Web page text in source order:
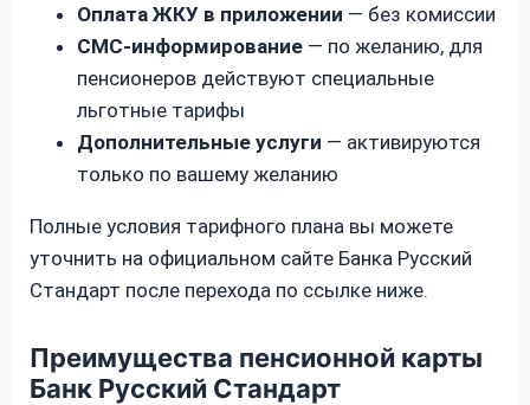
Оплата ЖКУ в приложении — без комиссии
СМС-информирование — по желанию, для
пенсионеров действуют специальные
льготные тарифы
Дополнительные услуги — активируются
только по вашему желанию
Полные условия тарифного плана вы можете
уточнить на официальном сайте Банка Русский
Стандарт после перехода по ссылке ниже.
Преимущества пенсионной карты
Банк Русский Стандарт